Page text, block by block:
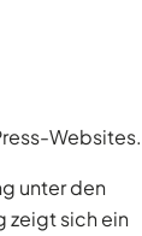
Websites.
unter den
zeigt sich ein